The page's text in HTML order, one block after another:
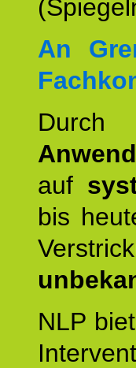
An
auf
bis
NLP